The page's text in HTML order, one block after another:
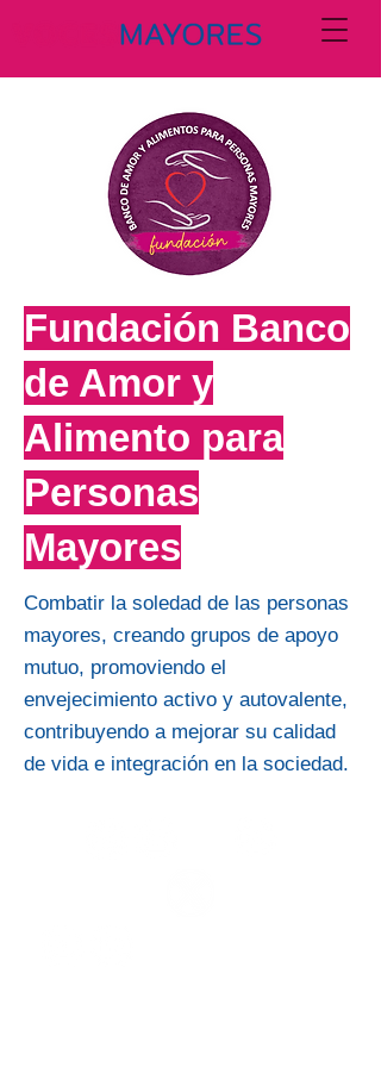
Fundación Banco
de Amor y
Alimento para
Personas
Mayores
Combatir la soledad de las personas
mayores, creando grupos de apoyo
mutuo, promoviendo el
envejecimiento activo y autovalente,
contribuyendo a mejorar su calidad
de vida e integración en la sociedad.